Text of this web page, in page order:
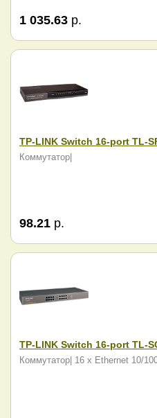
1 035.63 р.
TP-LINK Switch 16-port TL-
Коммутатор|
98.21 р.
TP-LINK Switch 16-port TL-
Коммутатор| 16 x Ethernet 10/